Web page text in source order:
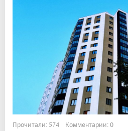
Прочитали: 574 Комментарии: 0